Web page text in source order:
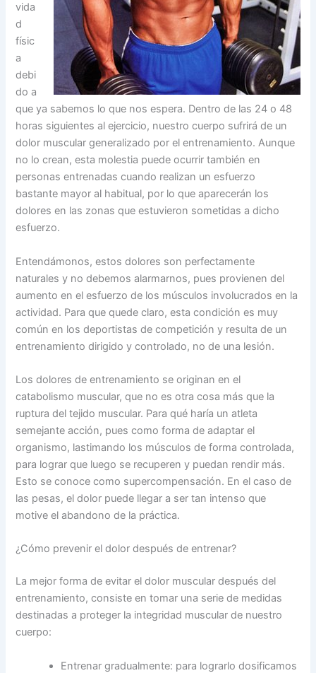
vida
d
físic
a
debi
do a
que ya sabemos lo que nos espera. Dentro de las 24 o 48
horas siguientes al ejercicio, nuestro cuerpo sufrirá de un
dolor muscular generalizado por el entrenamiento. Aunque
no lo crean, esta molestia puede ocurrir también en
personas entrenadas cuando realizan un esfuerzo
bastante mayor al habitual, por lo que aparecerán los
dolores en las zonas que estuvieron sometidas a dicho
esfuerzo.
Entendámonos, estos dolores son perfectamente
naturales y no debemos alarmarnos, pues provienen del
aumento en el esfuerzo de los músculos involucrados en la
actividad. Para que quede claro, esta condición es muy
común en los deportistas de competición y resulta de un
entrenamiento dirigido y controlado, no de una lesión.
Los dolores de entrenamiento se originan en el
catabolismo muscular, que no es otra cosa más que la
ruptura del tejido muscular. Para qué haría un atleta
semejante acción, pues como forma de adaptar el
organismo, lastimando los músculos de forma controlada,
para lograr que luego se recuperen y puedan rendir más.
Esto se conoce como supercompensación. En el caso de
las pesas, el dolor puede llegar a ser tan intenso que
motive el abandono de la práctica.
¿Cómo prevenir el dolor después de entrenar?
La mejor forma de evitar el dolor muscular después del
entrenamiento, consiste en tomar una serie de medidas
destinadas a proteger la integridad muscular de nuestro
cuerpo:
Entrenar gradualmente: para lograrlo dosificamos